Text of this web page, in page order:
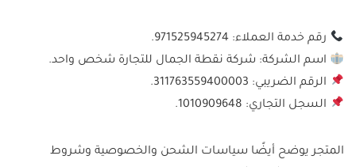
رقم خدمة العملاء: 971525945274.
اسم الشركة: شركة نقطة الجمال للتجارة شخص واحد.
الرقم الضريبي: 311763559400003.
السجل التجاري: 1010909648.
المتجر يوضح أيضًا سياسات الشحن والخصوصية وشروط